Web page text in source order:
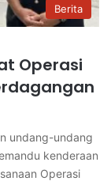
Berita
Operasi
undang-undang
kenderaan
Operasi